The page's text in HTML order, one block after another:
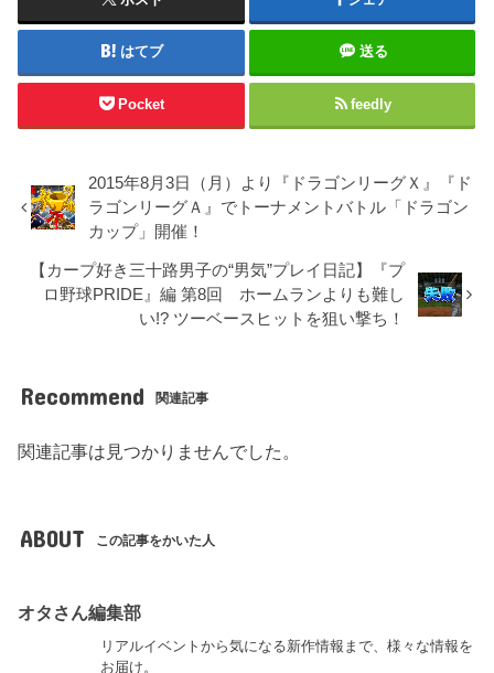
はてブ 送る
Pocket feedly
2015年8月3日（月）より『ドラゴンリーグＸ』『ド
ラゴンリーグＡ』でトーナメントバトル「ドラゴン
カップ」開催！
【カープ好き三十路男子の“男気”プレイ日記】『プ
ロ野球PRIDE』編 第8回 ホームランよりも難し
い!? ツーベースヒットを狙い撃ち！
Recommend 関連記事
関連記事は見つかりませんでした。
ABOUT この記事をかいた人
オタさん編集部
リアルイベントから気になる新作情報まで、様々な情報を
お届け。